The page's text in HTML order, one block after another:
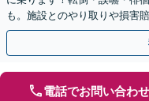
も。施設とのやり取りや損害
可】【夜間・休日面談可】【
電話でお問い合わせ